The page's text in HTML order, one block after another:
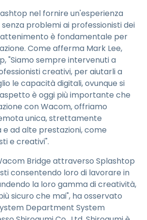
nel fornire un'esperienza
problemi ai professionisti dei
è fondamentale per
Come afferma Mark Lee,
"Siamo sempre intervenuti a
creativi, per aiutarli a
le capacità digitali, ovunque si
è oggi più importante che
con Wacom, offriamo
unica, strettamente
ad alte prestazioni, come
e creativi".
Bridge attraverso Splashtop
consentendo loro di lavorare in
la loro gamma di creatività,
sicuro che mai", ha osservato
Department System